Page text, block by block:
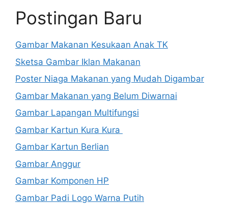
Postingan Baru
Gambar Makanan Kesukaan Anak TK
Sketsa Gambar Iklan Makanan
Poster Niaga Makanan yang Mudah Digambar
Gambar Makanan yang Belum Diwarnai
Gambar Lapangan Multifungsi
Gambar Kartun Kura Kura
Gambar Kartun Berlian
Gambar Anggur
Gambar Komponen HP
Gambar Padi Logo Warna Putih